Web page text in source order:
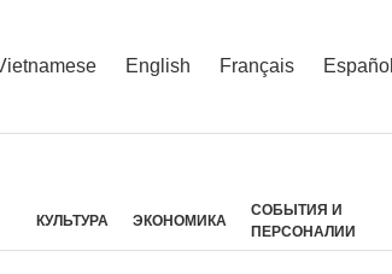
English Français Español
КУЛЬТУРА ЭКОНОМИКА
СОБЫТИЯ И
ПЕРСОНАЛИИ